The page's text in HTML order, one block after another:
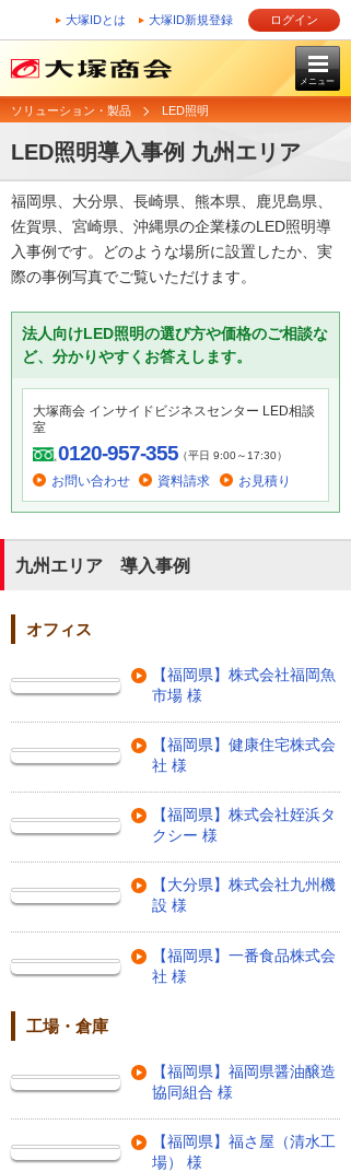
大塚IDとは 大塚ID新規登録 ログイン
メニュー
ソリューション・製品 LED照明
LED照明導入事例 九州エリア
福岡県、大分県、長崎県、熊本県、鹿児島県、
佐賀県、宮崎県、沖縄県の企業様のLED照明導
入事例です。どのような場所に設置したか、実
際の事例写真でご覧いただけます。
法人向けLED照明の選び方や価格のご相談な
ど、分かりやすくお答えします。
大塚商会 インサイドビジネスセンター LED相談
室
0120-957-355（平日 9:00～17:30）
お問い合わせ 資料請求 お見積り
九州エリア 導入事例
オフィス
【福岡県】株式会社福岡魚
市場 様
【福岡県】健康住宅株式会
社 様
【福岡県】株式会社姪浜タ
クシー 様
【大分県】株式会社九州機
設 様
【福岡県】一番食品株式会
社 様
工場・倉庫
【福岡県】福岡県醤油醸造
協同組合 様
【福岡県】福さ屋（清水工
場） 様